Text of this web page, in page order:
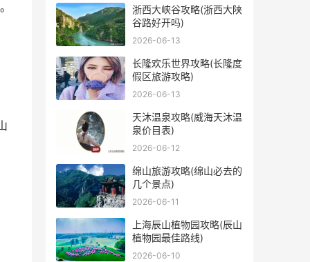
浙西大峡谷攻略(浙西大陕
谷路好开吗)
2026-06-13
长隆欢乐世界攻略(长隆度
假区旅游攻略)
2026-06-13
天沐温泉攻略(威海天沐温
泉价目表)
2026-06-12
绵山旅游攻略(绵山必去的
几个景点)
2026-06-11
上海辰山植物园攻略(辰山
植物园最佳路线)
2026-06-10